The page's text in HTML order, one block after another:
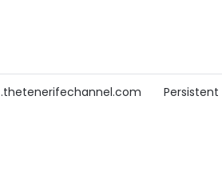
.thetenerifechannel.com Persistent